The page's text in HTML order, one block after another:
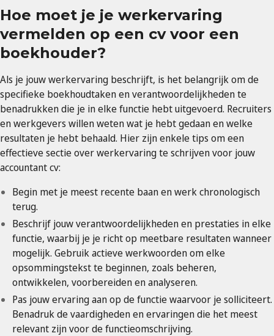
Hoe moet je je werkervaring
vermelden op een cv voor een
boekhouder?
Als je jouw werkervaring beschrijft, is het belangrijk om de
specifieke boekhoudtaken en verantwoordelijkheden te
benadrukken die je in elke functie hebt uitgevoerd. Recruiters
en werkgevers willen weten wat je hebt gedaan en welke
resultaten je hebt behaald. Hier zijn enkele tips om een
effectieve sectie over werkervaring te schrijven voor jouw
accountant cv:
Begin met je meest recente baan en werk chronologisch
terug.
Beschrijf jouw verantwoordelijkheden en prestaties in elke
functie, waarbij je je richt op meetbare resultaten wanneer
mogelijk. Gebruik actieve werkwoorden om elke
opsommingstekst te beginnen, zoals beheren,
ontwikkelen, voorbereiden en analyseren.
Pas jouw ervaring aan op de functie waarvoor je solliciteert.
Benadruk de vaardigheden en ervaringen die het meest
relevant zijn voor de functieomschrijving.